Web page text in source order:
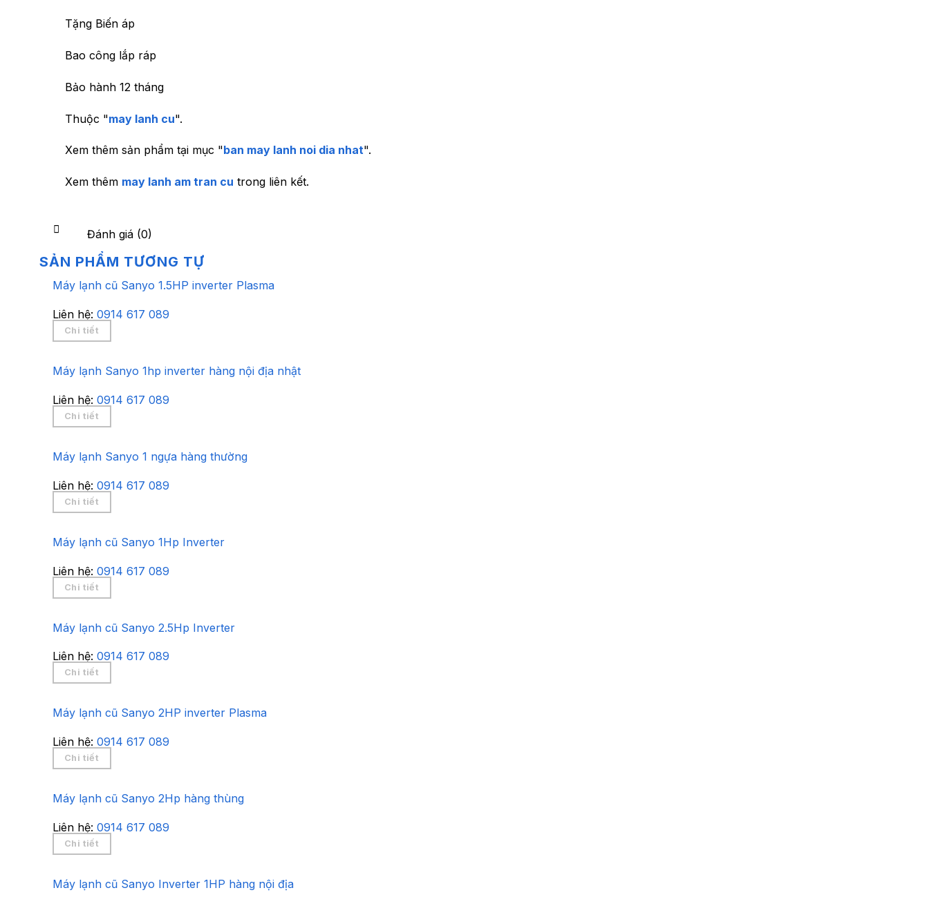
Tặng Biến áp
Bao công lắp ráp
Bảo hành 12 tháng
Thuộc "may lanh cu".
Xem thêm sản phẩm tại mục "ban may lanh noi dia nhat".
Xem thêm may lanh am tran cu trong liên kết.
Đánh giá (0)
SẢN PHẨM TƯƠNG TỰ
Máy lạnh cũ Sanyo 1.5HP inverter Plasma
Liên hệ: 0914 617 089
Chi tiết
Máy lạnh Sanyo 1hp inverter hàng nội địa nhật
Liên hệ: 0914 617 089
Chi tiết
Máy lạnh Sanyo 1 ngựa hàng thường
Liên hệ: 0914 617 089
Chi tiết
Máy lạnh cũ Sanyo 1Hp Inverter
Liên hệ: 0914 617 089
Chi tiết
Máy lạnh cũ Sanyo 2.5Hp Inverter
Liên hệ: 0914 617 089
Chi tiết
Máy lạnh cũ Sanyo 2HP inverter Plasma
Liên hệ: 0914 617 089
Chi tiết
Máy lạnh cũ Sanyo 2Hp hàng thùng
Liên hệ: 0914 617 089
Chi tiết
Máy lạnh cũ Sanyo Inverter 1HP hàng nội địa